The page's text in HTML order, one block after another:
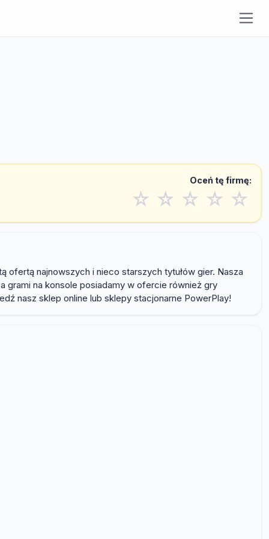
Oceń tę firmę:
☆ ☆ ☆ ☆ ☆
ofertą najnowszych i nieco starszych tytułów gier. Nasza
grami na konsole posiadamy w ofercie również gry
nasz sklep online lub sklepy stacjonarne PowerPlay!